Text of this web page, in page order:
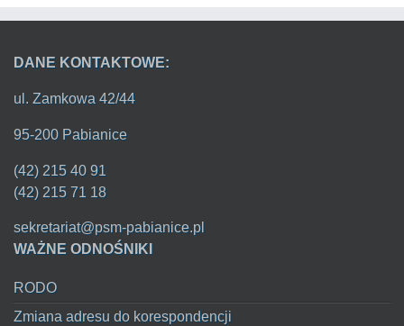
DANE KONTAKTOWE:
ul. Zamkowa 42/44
95-200 Pabianice
(42) 215 40 91
(42) 215 71 18
sekretariat@psm-pabianice.pl
WAŻNE ODNOŚNIKI
RODO
Zmiana adresu do korespondencji